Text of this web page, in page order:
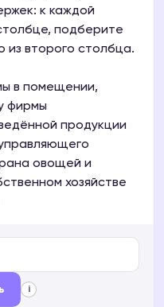
к каждой
подберите
второго столбца.
в помещении,
фирмы
продукции
овощей и
хозяйстве
i